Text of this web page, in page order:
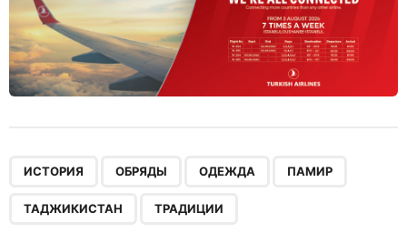
ИСТОРИЯ ОБРЯДЫ ОДЕЖДА ПАМИР
ТАДЖИКИСТАН ТРАДИЦИИ